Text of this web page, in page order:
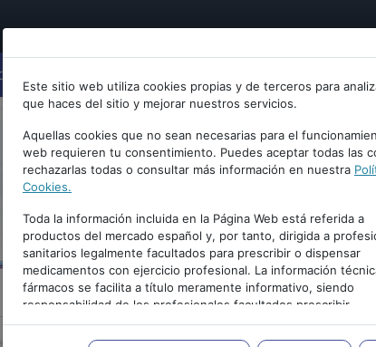
Este sitio web utiliza cookies propias y de terceros para
que haces del sitio y mejorar nuestros servicios.
Aquellas cookies que no sean necesarias para el
web requieren tu consentimiento. Puedes aceptar todas las
rechazarlas todas o consultar más información en nuestra
Cookies.
Toda la información incluida en la Página Web está referida a
productos del mercado español y, por tanto, dirigida a
sanitarios legalmente facultados para prescribir o dispensar
medicamentos con ejercicio profesional. La información
fármacos se facilita a título meramente informativo, siendo
responsabilidad de los profesionales facultados prescribir
medicamentos y decidir, en cada caso concreto, el
adecuado a las necesidades del paciente.
PUBLICIDAD